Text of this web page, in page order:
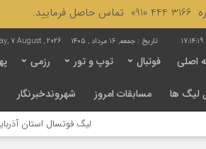
17:14:20 تاریخ : جمعه, ۱۶ مرداد , ۱۴۰۵ 7 August , 2026
اصلی فوتبال توپ و تور رزمی
لیگ ها مسابقات امروز شهروندخبرنگار
لیگ فوتسال استان